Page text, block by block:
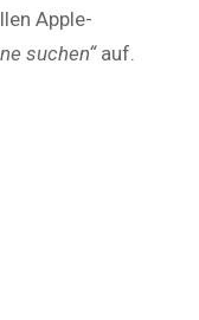
Apple-
suchen“auf.